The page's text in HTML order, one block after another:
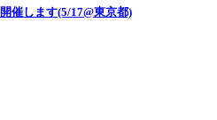
催します(5/17@東京都)